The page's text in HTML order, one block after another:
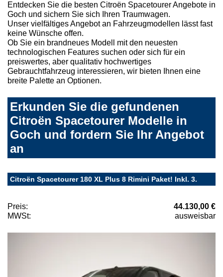
Entdecken Sie die besten Citroën Spacetourer Angebote in
Goch und sichern Sie sich Ihren Traumwagen.
Unser vielfältiges Angebot an Fahrzeugmodellen lässt fast
keine Wünsche offen.
Ob Sie ein brandneues Modell mit den neuesten
technologischen Features suchen oder sich für ein
preiswertes, aber qualitativ hochwertiges
Gebrauchtfahrzeug interessieren, wir bieten Ihnen eine
breite Palette an Optionen.
Erkunden Sie die gefundenen
Citroën Spacetourer Modelle in
Goch und fordern Sie Ihr Angebot
an
Citroën Spacetourer 180 XL Plus 8 Rimini Paket! Inkl. 3.
Preis:
44.130,00 €
MWSt:
ausweisbar